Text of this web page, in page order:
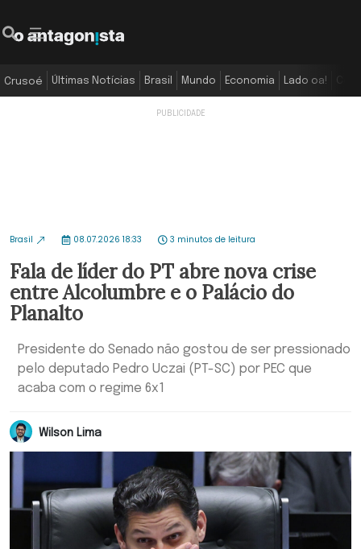
Crusoé Últimas Notícias Brasil Mundo Economia Lado oa!
Brasil 08.07.2026 18:33 3 minutos de leitura
Fala de líder do PT abre nova crise
entre Alcolumbre e o Palácio do
Planalto
Presidente do Senado não gostou de ser pressionado
pelo deputado Pedro Uczai (PT-SC) por PEC que
acaba com o regime 6x1
Wilson Lima